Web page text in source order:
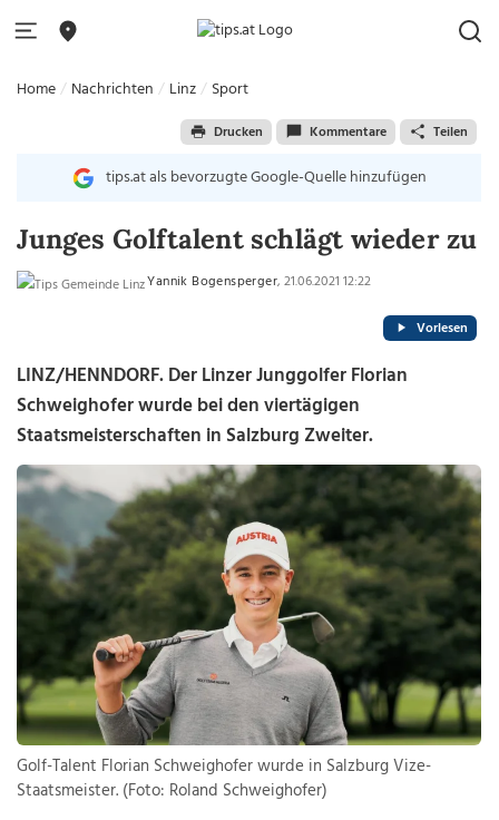
Home Nachrichten Linz Sport
Drucken Kommentare Teilen
tips.at als bevorzugte Google-Quelle hinzufügen
Junges Golftalent schlägt wieder zu
Yannik Bogensperger, 21.06.2021 12:22
Vorlesen
LINZ/HENNDORF. Der Linzer Junggolfer Florian
Schweighofer wurde bei den viertägigen
Staatsmeisterschaften in Salzburg Zweiter.
Golf-Talent Florian Schweighofer wurde in Salzburg Vize-
Staatsmeister. (Foto: Roland Schweighofer)